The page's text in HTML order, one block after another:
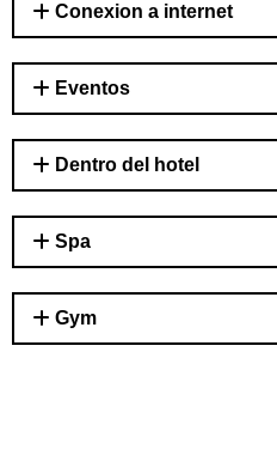
Conexion a internet
Eventos
Dentro del hotel
Spa
Gym